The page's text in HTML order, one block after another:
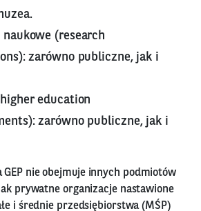
naukowe (research
zarówno publiczne, jak i
education
zarówno publiczne, jak i
GEP nie obejmuje innych podmiotów
prywatne organizacje nastawione
i średnie przedsiębiorstwa (MŚP)